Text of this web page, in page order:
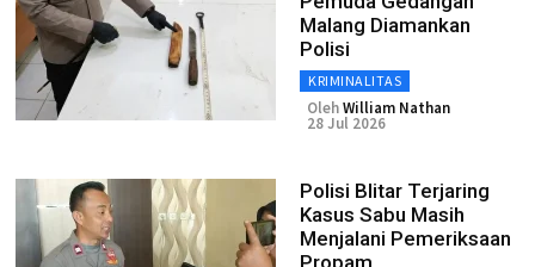
Malang Diamankan
Polisi
KRIMINALITAS
OlehWilliam Nathan
28 Jul 2026
Polisi Blitar Terjaring
Kasus Sabu Masih
Menjalani Pemeriksaan
Propam